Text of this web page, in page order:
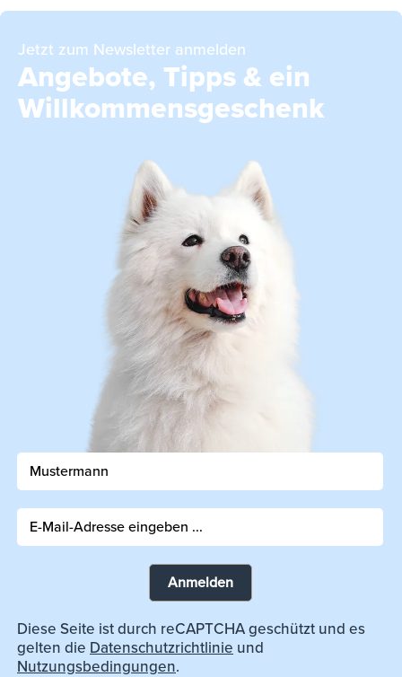
Jetzt zum Newsletter anmelden
Angebote, Tipps & ein
Willkommensgeschenk
Anmelden
Diese Seite ist durch reCAPTCHA geschützt und es
gelten die Datenschutzrichtlinie und
Nutzungsbedingungen.